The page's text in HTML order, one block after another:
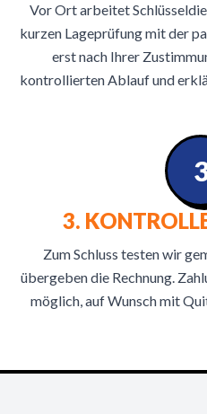
Vor Ort arbeitet
kurzen Lageprüfung mit der
erst nach Ihrer
kontrollierten Ablauf und
3.
Zum Schluss testen wir
übergeben die Rechnung.
möglich, auf Wunsch mit